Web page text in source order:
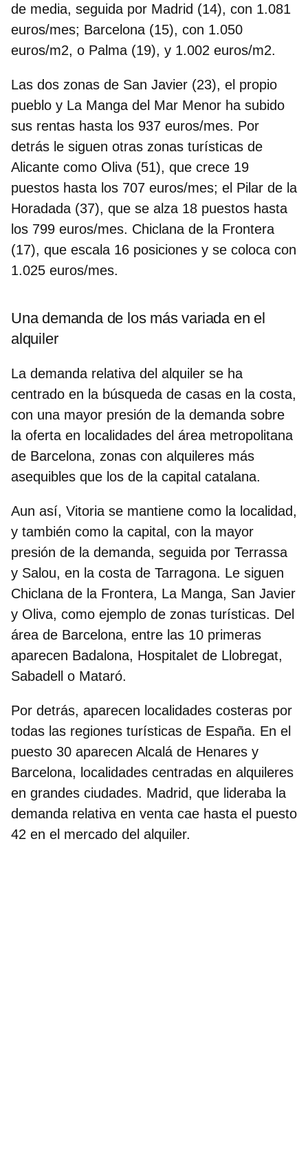
de media, seguida por Madrid (14), con 1.081
euros/mes; Barcelona (15), con 1.050
euros/m2, o Palma (19), y 1.002 euros/m2.
Las dos zonas de San Javier (23), el propio
pueblo y La Manga del Mar Menor ha subido
sus rentas hasta los 937 euros/mes. Por
detrás le siguen otras zonas turísticas de
Alicante como Oliva (51), que crece 19
puestos hasta los 707 euros/mes; el Pilar de la
Horadada (37), que se alza 18 puestos hasta
los 799 euros/mes. Chiclana de la Frontera
(17), que escala 16 posiciones y se coloca con
1.025 euros/mes.
Una demanda de los más variada en el
alquiler
La demanda relativa del alquiler se ha
centrado en la búsqueda de casas en la costa,
con una mayor presión de la demanda sobre
la oferta en localidades del área metropolitana
de Barcelona, zonas con alquileres más
asequibles que los de la capital catalana.
Aun así, Vitoria se mantiene como la localidad,
y también como la capital, con la mayor
presión de la demanda, seguida por Terrassa
y Salou, en la costa de Tarragona. Le siguen
Chiclana de la Frontera, La Manga, San Javier
y Oliva, como ejemplo de zonas turísticas. Del
área de Barcelona, entre las 10 primeras
aparecen Badalona, Hospitalet de Llobregat,
Sabadell o Mataró.
Por detrás, aparecen localidades costeras por
todas las regiones turísticas de España. En el
puesto 30 aparecen Alcalá de Henares y
Barcelona, localidades centradas en alquileres
en grandes ciudades. Madrid, que lideraba la
demanda relativa en venta cae hasta el puesto
42 en el mercado del alquiler.